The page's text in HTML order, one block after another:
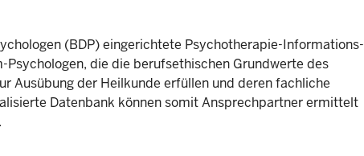
(BDP) eingerichtete Psychotherapie-Informations-
die die berufsethischen Grundwerte des
Ausübung der Heilkunde erfüllen und deren fachliche
Datenbank können somit Ansprechpartner ermittelt